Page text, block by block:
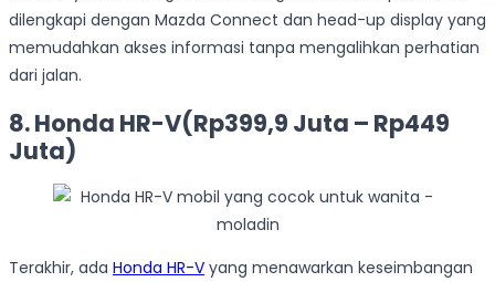
dilengkapi dengan Mazda Connect dan head-up display yang
memudahkan akses informasi tanpa mengalihkan perhatian
dari jalan.
8. Honda HR-V(Rp399,9 Juta – Rp449
Juta)
Terakhir, ada Honda HR-V yang menawarkan keseimbangan